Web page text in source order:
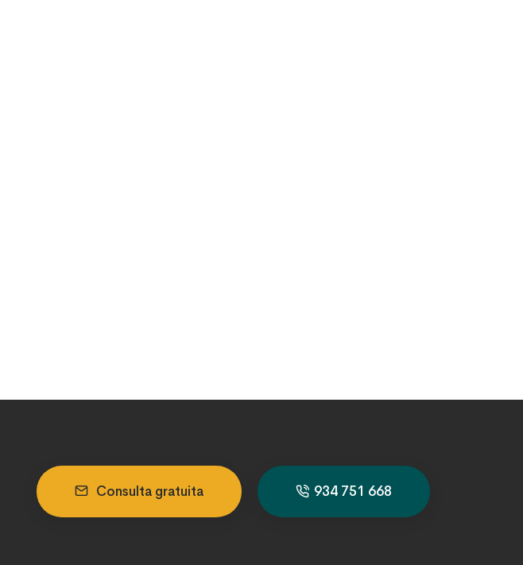
Consulta gratuita 934 751 668